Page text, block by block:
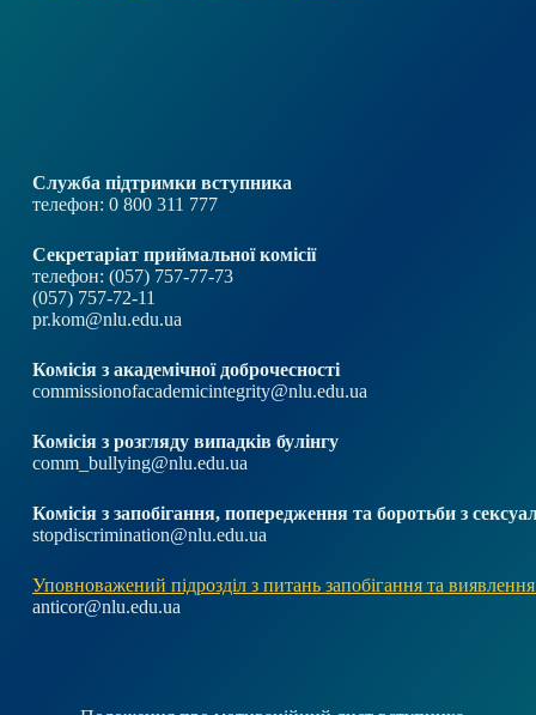
Служба підтримки вступника
телефон: 0 800 311 777
Секретаріат приймальної комісії
телефон: (057) 757-77-73
(057) 757-72-11
pr.kom@nlu.edu.ua
Комісія з академічної доброчесності
commissionofacademicintegrity@nlu.edu.ua
Комісія з розгляду випадків булінгу
comm_bullying@nlu.edu.ua
Комісія з запобігання, попередження та боротьби з
stopdiscrimination@nlu.edu.ua
Уповноважений підрозділ з питань запобігання та виявлення
anticor@nlu.edu.ua